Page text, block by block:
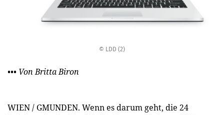
© LDD (2)
••• Von Britta Biron
WIEN / GMUNDEN. Wenn es darum geht, die 24